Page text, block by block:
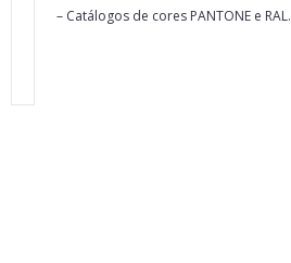
– Catálogos de cores PANTONE e RAL.